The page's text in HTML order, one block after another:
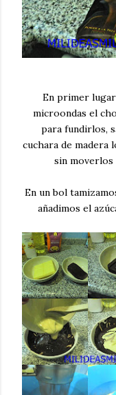
En primer
microondas el
para fundirlos,
cuchara de madera
sin moverlos
En un bol
añadimos el